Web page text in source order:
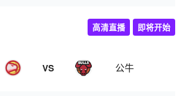
VS 公牛
高清直播 即将开始